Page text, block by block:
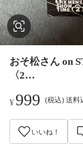
おそ松さん on
〈2…
¥999 (税込) 送料
いいね！